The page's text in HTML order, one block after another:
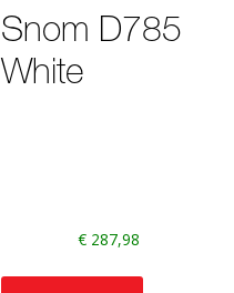
Snom D785
White
€287,98